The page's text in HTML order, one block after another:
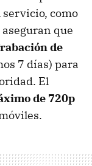
como
aseguran que
de
7 días) para
El
de 720p